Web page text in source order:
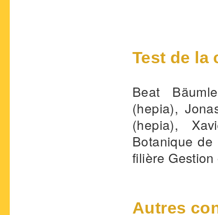
Test de la
Beat
(hepia),
(hepia),
Botanique
filière
Autres